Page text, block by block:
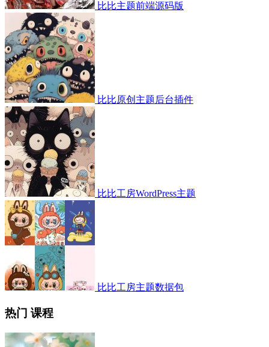
比比主题前端源码版
比比原创主题后台插件
比比工房WordPress主题
比比工房主题数据包
热门 课程